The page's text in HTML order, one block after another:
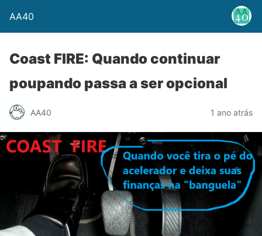
AA40
Coast FIRE: Quando continuar
poupando passa a ser opcional
AA40 1 ano atrás